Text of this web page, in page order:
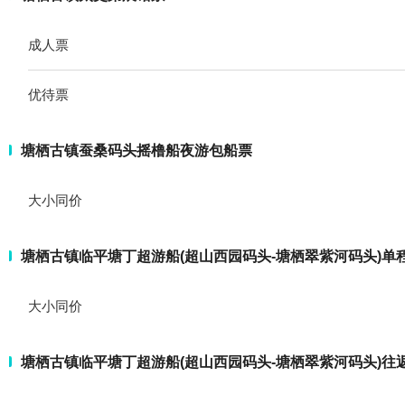
成人票
优待票
塘栖古镇蚕桑码头摇橹船夜游包船票
大小同价
塘栖古镇临平塘丁超游船(超山西园码头-塘栖翠紫河码头)单
大小同价
塘栖古镇临平塘丁超游船(超山西园码头-塘栖翠紫河码头)往